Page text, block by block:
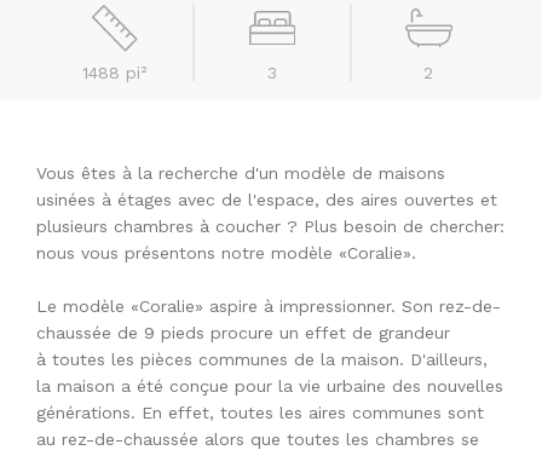
1488 pi² 3 2
Vous êtes à la recherche d'un modèle de maisons
usinées à étages avec de l'espace, des aires ouvertes et
plusieurs chambres à coucher ? Plus besoin de chercher:
nous vous présentons notre modèle «Coralie».
Le modèle «Coralie» aspire à impressionner. Son rez-de-
chaussée de 9 pieds procure un effet de grandeur
à toutes les pièces communes de la maison. D'ailleurs,
la maison a été conçue pour la vie urbaine des nouvelles
générations. En effet, toutes les aires communes sont
au rez-de-chaussée alors que toutes les chambres se